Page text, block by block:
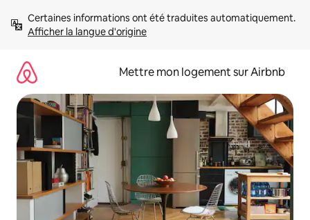
directement
Afficher la langue d'origine
Mettre mon logement sur Airbnb